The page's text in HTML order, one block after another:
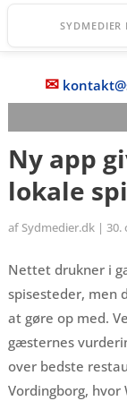
SYDMEDIER
✉
Ny app
lokale
af Sydmedier.dk| 30.
Nettet drukner i
spisesteder, men
at gøre op med.
gæsternes
over bedste
Vordingborg, hvor